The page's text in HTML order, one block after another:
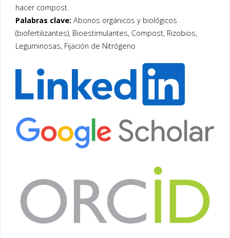
hacer compost.
Palabras clave:Abonos orgánicos y biológicos
(biofertilizantes), Bioestimulantes, Compost, Rizobios,
Leguminosas, Fijación de Nitrógeno